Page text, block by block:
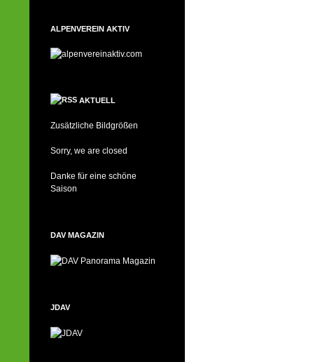
ALPENVEREIN AKTIV
AKTUELL
Zusätzliche Bildgrößen
Sorry, we are closed
Danke für eine schöne
Saison
DAV MAGAZIN
JDAV